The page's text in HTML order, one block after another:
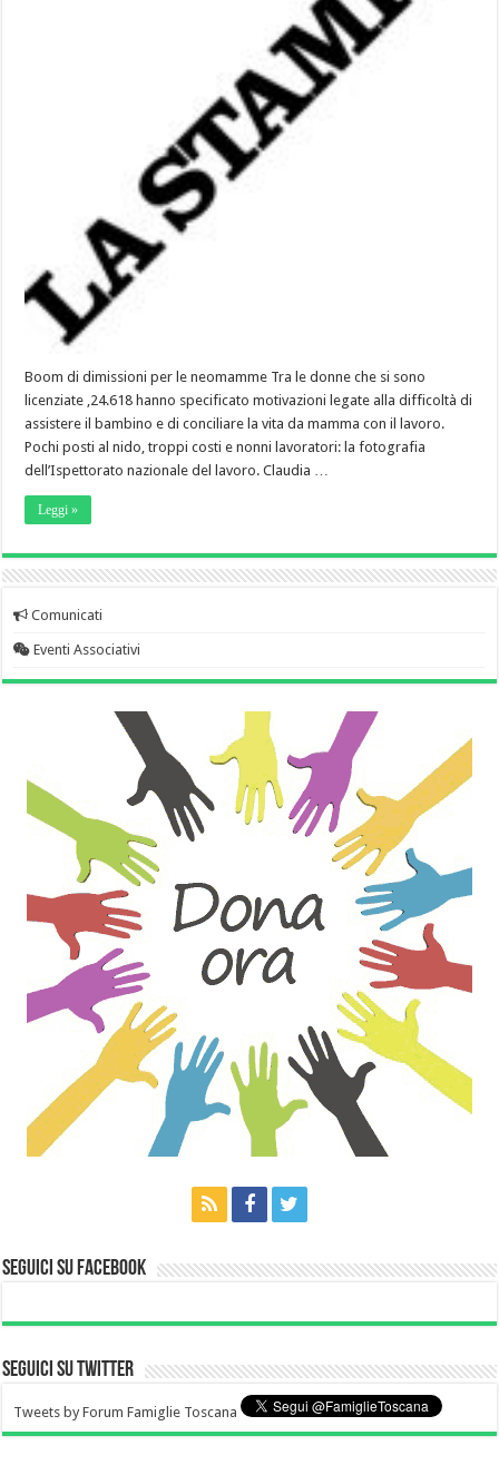
Boom di dimissioni per le neomamme Tra le donne che si sono
licenziate ,24.618 hanno specificato motivazioni legate alla difficoltà di
assistere il bambino e di conciliare la vita da mamma con il lavoro.
Pochi posti al nido, troppi costi e nonni lavoratori: la fotografia
dell’Ispettorato nazionale del lavoro. Claudia …
Leggi »
Comunicati
Eventi Associativi
Seguici su Facebook
Seguici su Twitter
Tweets by Forum Famiglie Toscana